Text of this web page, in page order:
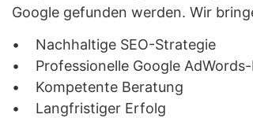
Google gefunden werden. Wir
• Nachhaltige SEO-Strategie
• Professionelle Google
• Kompetente Beratung
• Langfristiger Erfolg